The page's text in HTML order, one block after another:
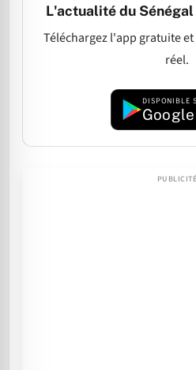
L'actualité du
Téléchargez l'app gratuite
réel.
DISPONIBLE